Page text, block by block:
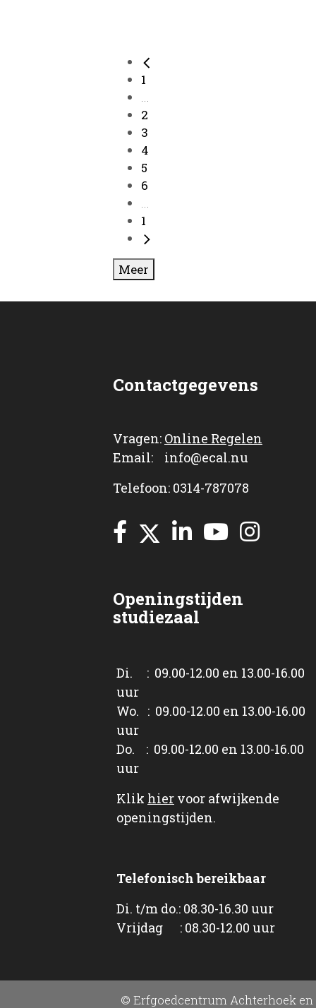
1
...
2
3
4
5
6
...
1
Meer
Contactgegevens
Vragen: Online Regelen
Email: info@ecal.nu
Telefoon: 0314-787078
Openingstijden
studiezaal
Di. : 09.00-12.00 en 13.00-16.00
uur
Wo. : 09.00-12.00 en 13.00-16.00
uur
Do. : 09.00-12.00 en 13.00-16.00
uur
Klik hier voor afwijkende
openingstijden.
Telefonisch bereikbaar
Di. t/m do.: 08.30-16.30 uur
Vrijdag : 08.30-12.00 uur
© Erfgoedcentrum Achterhoek en